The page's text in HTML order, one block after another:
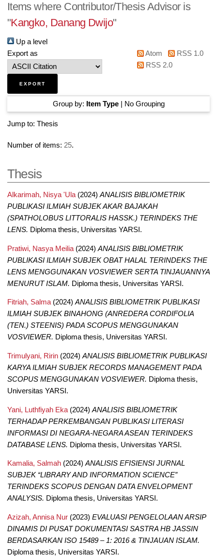
Items where Contributor/Thesis Advisor is
"Kangko, Danang Dwijo"
Up a level
Export as
Atom
RSS 1.0
RSS 2.0
Group by: Item Type| No Grouping
Jump to: Thesis
Number of items: 25.
Thesis
Alkarimah, Nisya 'Ula(2024) ANALISIS BIBLIOMETRIK
PUBLIKASI ILMIAH SUBJEK AKAR BAJAKAH
(SPATHOLOBUS LITTORALIS HASSK.) TERINDEKS THE
LENS. Diploma thesis, Universitas YARSI.
Pratiwi, Nasya Meilia(2024) ANALISIS BIBLIOMETRIK
PUBLIKASI ILMIAH SUBJEK OBAT HALAL TERINDEKS THE
LENS MENGGUNAKAN VOSVIEWER SERTA TINJAUANNYA
MENURUT ISLAM. Diploma thesis, Universitas YARSI.
Fitriah, Salma(2024)ANALISIS BIBLIOMETRIK PUBLIKASI
ILMIAH SUBJEK BINAHONG (ANREDERA CORDIFOLIA
(TEN.) STEENIS) PADA SCOPUS MENGGUNAKAN
VOSVIEWER. Diploma thesis, Universitas YARSI.
Trimulyani, Ririn(2024) ANALISIS BIBLIOMETRIK PUBLIKASI
KARYA ILMIAH SUBJEK RECORDS MANAGEMENT PADA
SCOPUS MENGGUNAKAN VOSVIEWER. Diploma thesis,
Universitas YARSI.
Yani, Luthfiyah Eka(2024) ANALISIS BIBLIOMETRIK
TERHADAP PERKEMBANGAN PUBLIKASI LITERASI
INFORMASI DI NEGARA-NEGARA ASEAN TERINDEKS
DATABASE LENS. Diploma thesis, Universitas YARSI.
Kamalia, Salmah(2024)ANALISIS EFISIENSI JURNAL
SUBJEK “LIBRARY AND INFORMATION SCIENCE”
TERINDEKS SCOPUS DENGAN DATA ENVELOPMENT
ANALYSIS. Diploma thesis, Universitas YARSI.
Azizah, Annisa Nur(2023) EVALUASI PENGELOLAAN ARSIP
DINAMIS DI PUSAT DOKUMENTASI SASTRA HB JASSIN
BERDASARKAN ISO 15489 – 1: 2016 & TINJAUAN ISLAM.
Diploma thesis, Universitas YARSI.